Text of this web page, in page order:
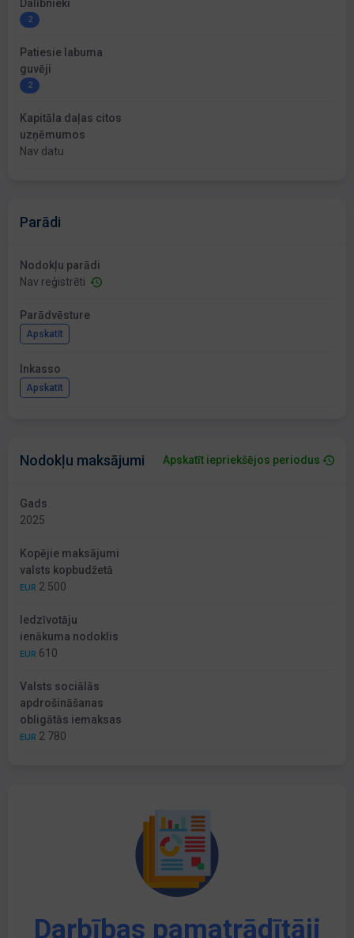
Dalībnieki
2
Patiesie labuma
guvēji
2
Kapitāla daļas citos
uzņēmumos
Nav datu
Parādi
Nodokļu parādi
Nav reģistrēti
Parādvēsture
Apskatīt
Inkasso
Apskatīt
Nodokļu maksājumi Apskatīt iepriekšējos periodus
Gads
2025
Kopējie maksājumi
valsts kopbudžetā
EUR 2 500
Iedzīvotāju
ienākuma nodoklis
EUR 610
Valsts sociālās
apdrošināšanas
obligātās iemaksas
EUR 2 780
Darbības pamatrādītāji